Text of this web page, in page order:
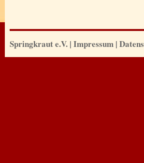
Springkraut e.V. | Impressum |